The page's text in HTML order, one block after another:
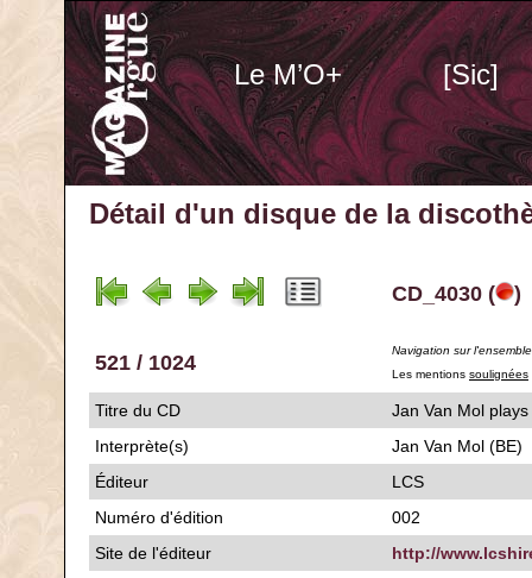
Le M’O+ [Sic]
Détail d'un disque de la
CD_4030 ( )
521 / 1024
Navigation sur
Les mentions soulignées
Titre du CD
Jan Van Mol
Interprète(s)
Jan Van Mol (BE)
Éditeur
LCS
Numéro d'édition
002
Site de l'éditeur
http://